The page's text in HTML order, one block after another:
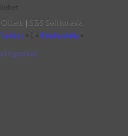
Ottelu | SBS Soittorasia
» | » Keskustelu »